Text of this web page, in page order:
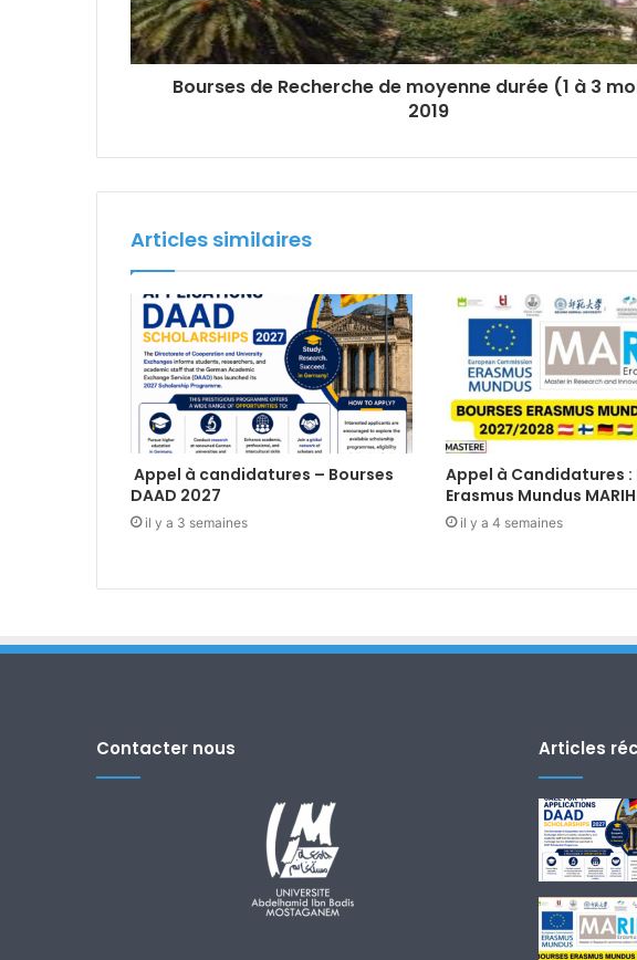
Bourses de Recherche de moyenne durée (1 à 3
2019
Articles similaires
Appel à candidatures – Bourses
DAAD 2027
il y a 3 semaines
Appel à Candidatures :
Erasmus Mundus
il y a 4 semaines
Contacter nous Articles